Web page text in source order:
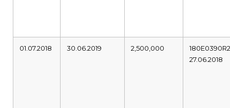
01.07.2018 30.06.2019 2,500,000
27.06.2018